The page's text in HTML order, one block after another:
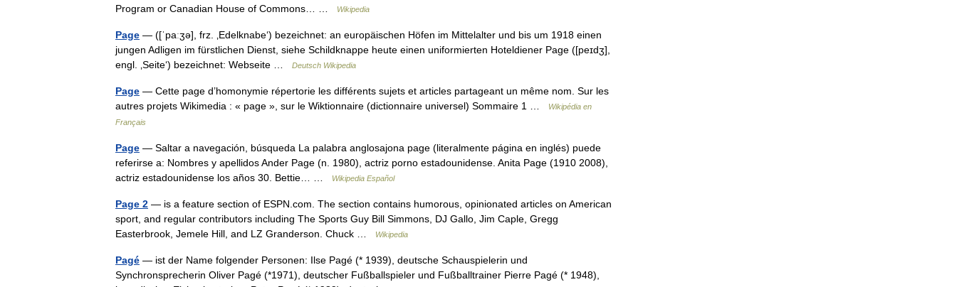
Program or Canadian House of Commons… …
Wikipedia
Page — ([ˈpaːʒə], frz. ‚Edelknabe‘) bezeichnet: an europäischen Höfen im Mittelalter und bis um 1918 einen
jungen Adligen im fürstlichen Dienst, siehe Schildknappe heute einen uniformierten Hoteldiener Page ([peɪdʒ],
engl. ‚Seite‘) bezeichnet: Webseite …
Deutsch Wikipedia
Page — Cette page d’homonymie répertorie les différents sujets et articles partageant un même nom. Sur les
autres projets Wikimedia : « page », sur le Wiktionnaire (dictionnaire universel) Sommaire 1 …
Wikipédia en
Français
Page — Saltar a navegación, búsqueda La palabra anglosajona page (literalmente página en inglés) puede
referirse a: Nombres y apellidos Ander Page (n. 1980), actriz porno estadounidense. Anita Page (1910 2008),
actriz estadounidense los años 30. Bettie… …
Wikipedia Español
Page 2 — is a feature section of ESPN.com. The section contains humorous, opinionated articles on American
sport, and regular contributors including The Sports Guy Bill Simmons, DJ Gallo, Jim Caple, Gregg
Easterbrook, Jemele Hill, and LZ Granderson. Chuck …
Wikipedia
Pagé — ist der Name folgender Personen: Ilse Pagé (* 1939), deutsche Schauspielerin und
Synchronsprecherin Oliver Pagé (*1971), deutscher Fußballspieler und Fußballtrainer Pierre Pagé (* 1948),